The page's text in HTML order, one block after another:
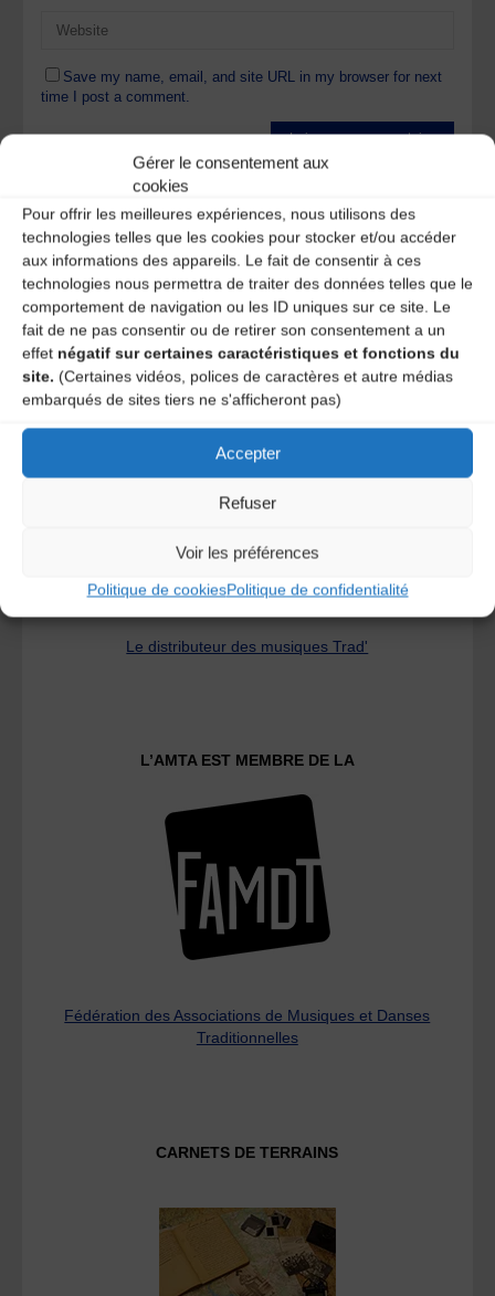
Gérer le consentement aux
cookies
Pour offrir les meilleures expériences, nous utilisons des
technologies telles que les cookies pour stocker et/ou accéder
aux informations des appareils. Le fait de consentir à ces
technologies nous permettra de traiter des données telles que le
comportement de navigation ou les ID uniques sur ce site. Le
fait de ne pas consentir ou de retirer son consentement a un
effet négatif sur certaines caractéristiques et fonctions du
site. (Certaines vidéos, polices de caractères et autre médias
embarqués de sites tiers ne s'afficheront pas)
Accepter
Refuser
Voir les préférences
Politique de cookiesPolitique de confidentialité
Save my name, email, and site URL in my browser for next
time I post a comment.
Ce site utilise Akismet pour réduire les indésirables.
commentaires sont traitées.
A DECOUVRIR :
Le distributeur des musiques Trad'
L’AMTA EST MEMBRE DE LA
Fédération des Associations de Musiques et Danses
Traditionnelles
CARNETS DE TERRAINS